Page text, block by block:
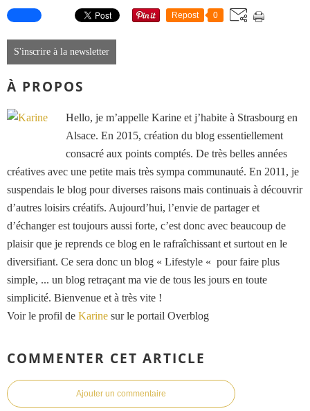
Repost 0
S'inscrire à la newsletter
À PROPOS
Hello, je m’appelle Karine et j’habite à Strasbourg en
Alsace. En 2015, création du blog essentiellement
consacré aux points comptés. De très belles années
créatives avec une petite mais très sympa communauté. En 2011, je
suspendais le blog pour diverses raisons mais continuais à découvrir
d’autres loisirs créatifs. Aujourd’hui, l’envie de partager et
d’échanger est toujours aussi forte, c’est donc avec beaucoup de
plaisir que je reprends ce blog en le rafraîchissant et surtout en le
diversifiant. Ce sera donc un blog « Lifestyle « pour faire plus
simple, ... un blog retraçant ma vie de tous les jours en toute
simplicité. Bienvenue et à très vite !
Voir le profil de Karine sur le portail Overblog
COMMENTER CET ARTICLE
Ajouter un commentaire